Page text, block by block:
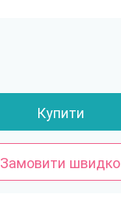
Купити
Замовити швидко